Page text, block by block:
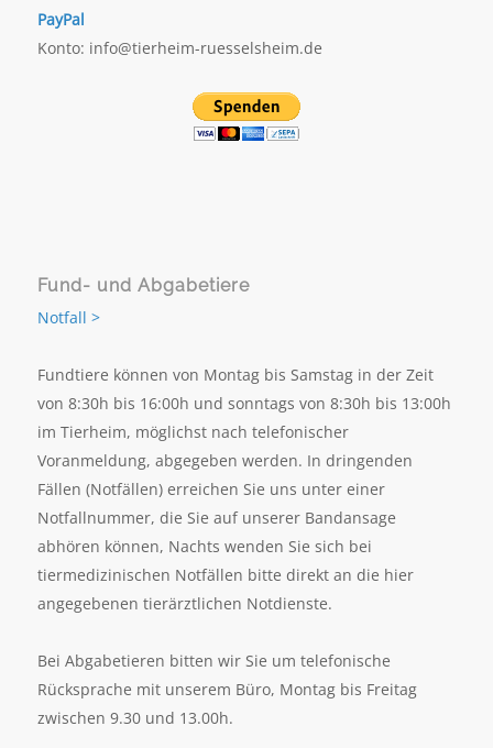
PayPal
Konto: info@tierheim-ruesselsheim.de
Fund- und Abgabetiere
Notfall >
Fundtiere können von Montag bis Samstag in der Zeit
von 8:30h bis 16:00h und sonntags von 8:30h bis 13:00h
im Tierheim, möglichst nach telefonischer
Voranmeldung, abgegeben werden. In dringenden
Fällen (Notfällen) erreichen Sie uns unter einer
Notfallnummer, die Sie auf unserer Bandansage
abhören können, Nachts wenden Sie sich bei
tiermedizinischen Notfällen bitte direkt an die hier
angegebenen tierärztlichen Notdienste.
Bei Abgabetieren bitten wir Sie um telefonische
Rücksprache mit unserem Büro, Montag bis Freitag
zwischen 9.30 und 13.00h.